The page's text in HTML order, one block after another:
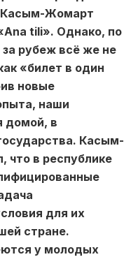
Касым-Жомарт
tili». Однако, по
рубеж всё же не
«билет в один
новые
наши
домой, в
Касым-
что в республике
для их
стране.
у молодых